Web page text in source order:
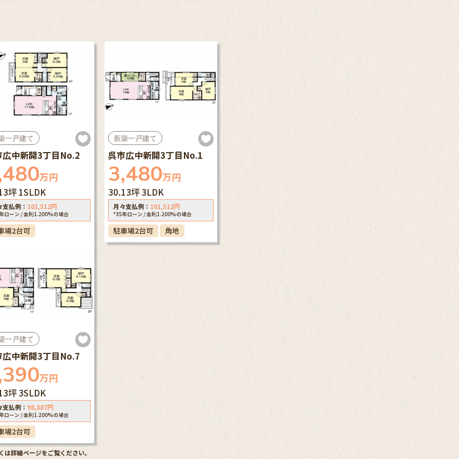
一戸建て
広中新開3丁目No.2
万円
坪1SLDK
支払例： 101,512円
ローン / 金利1.200%の場合
場2台可
新築一戸建て
呉市広中新開3丁目No.1
3,480万円
30.13坪3LDK
月々支払例： 101,512円
*35年ローン / 金利1.200%の場合
駐車場2台可 角地
一戸建て
広中新開3丁目No.7
万円
坪3SLDK
支払例： 98,887円
ローン / 金利1.200%の場合
場2台可
は詳細ページをご覧ください。